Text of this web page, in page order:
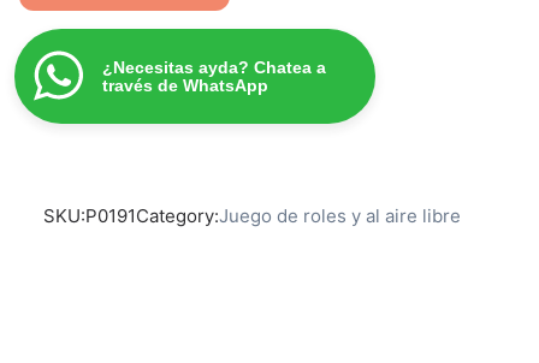
¿Necesitas ayda? Chatea a
través de WhatsApp
SKU:P0191Category:Juego de roles y al aire libre